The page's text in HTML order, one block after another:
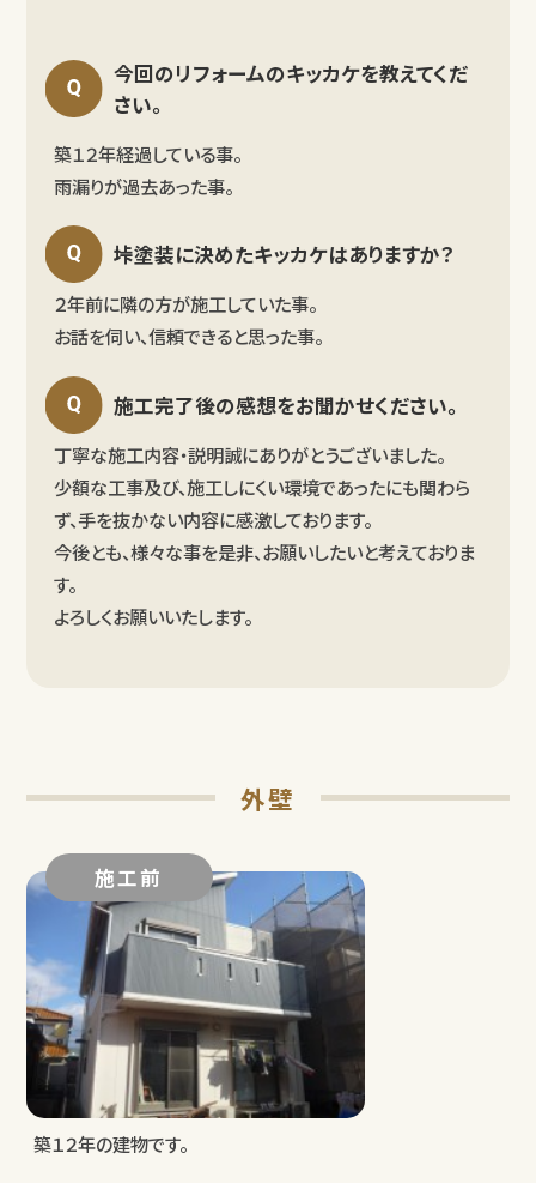
今回のリフォームのキッカケを教えてくだ
さい。
築１２年経過している事。
雨漏りが過去あった事。
垰塗装に決めたキッカケはありますか？
２年前に隣の方が施工していた事。
お話を伺い、信頼できると思った事。
施工完了後の感想をお聞かせください。
丁寧な施工内容・説明誠にありがとうございました。
少額な工事及び、施工しにくい環境であったにも関わら
ず、手を抜かない内容に感激しております。
今後とも、様々な事を是非、お願いしたいと考えておりま
す。
よろしくお願いいたします。
外壁
施工前
築１２年の建物です。